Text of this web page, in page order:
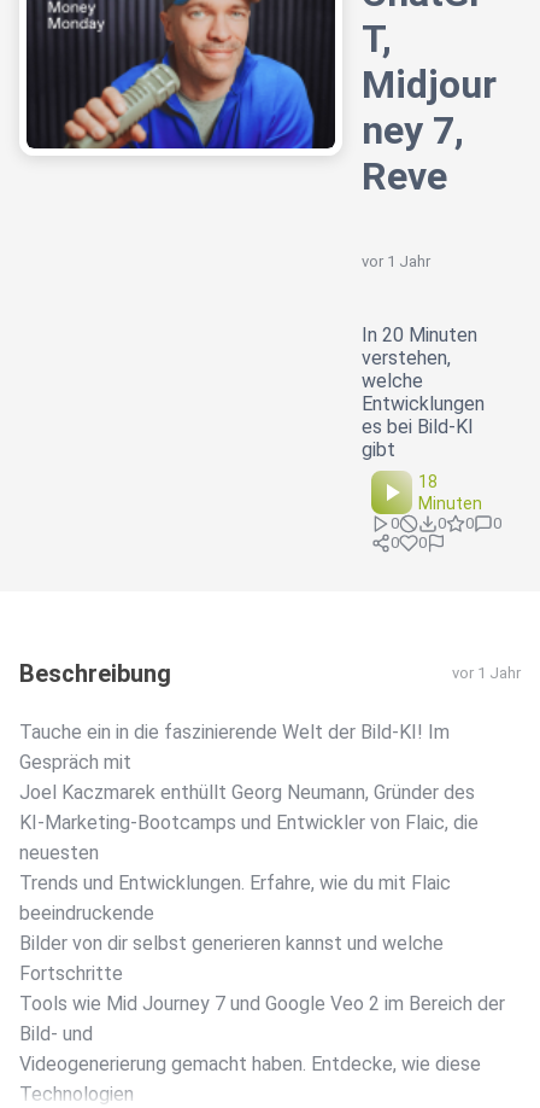
T,
Midjour
ney 7,
Reve
vor 1 Jahr
In 20 Minuten
verstehen,
welche
Entwicklungen
es bei Bild-KI
gibt
18
Minuten
0 0 0
0
0
0
Beschreibung vor 1 Jahr
Tauche ein in die faszinierende Welt der Bild-KI! Im
Gespräch mit
Joel Kaczmarek enthüllt Georg Neumann, Gründer des
KI-Marketing-Bootcamps und Entwickler von Flaic, die
neuesten
Trends und Entwicklungen. Erfahre, wie du mit Flaic
beeindruckende
Bilder von dir selbst generieren kannst und welche
Fortschritte
Tools wie Mid Journey 7 und Google Veo 2 im Bereich der
Bild- und
Videogenerierung gemacht haben. Entdecke, wie diese
Technologien